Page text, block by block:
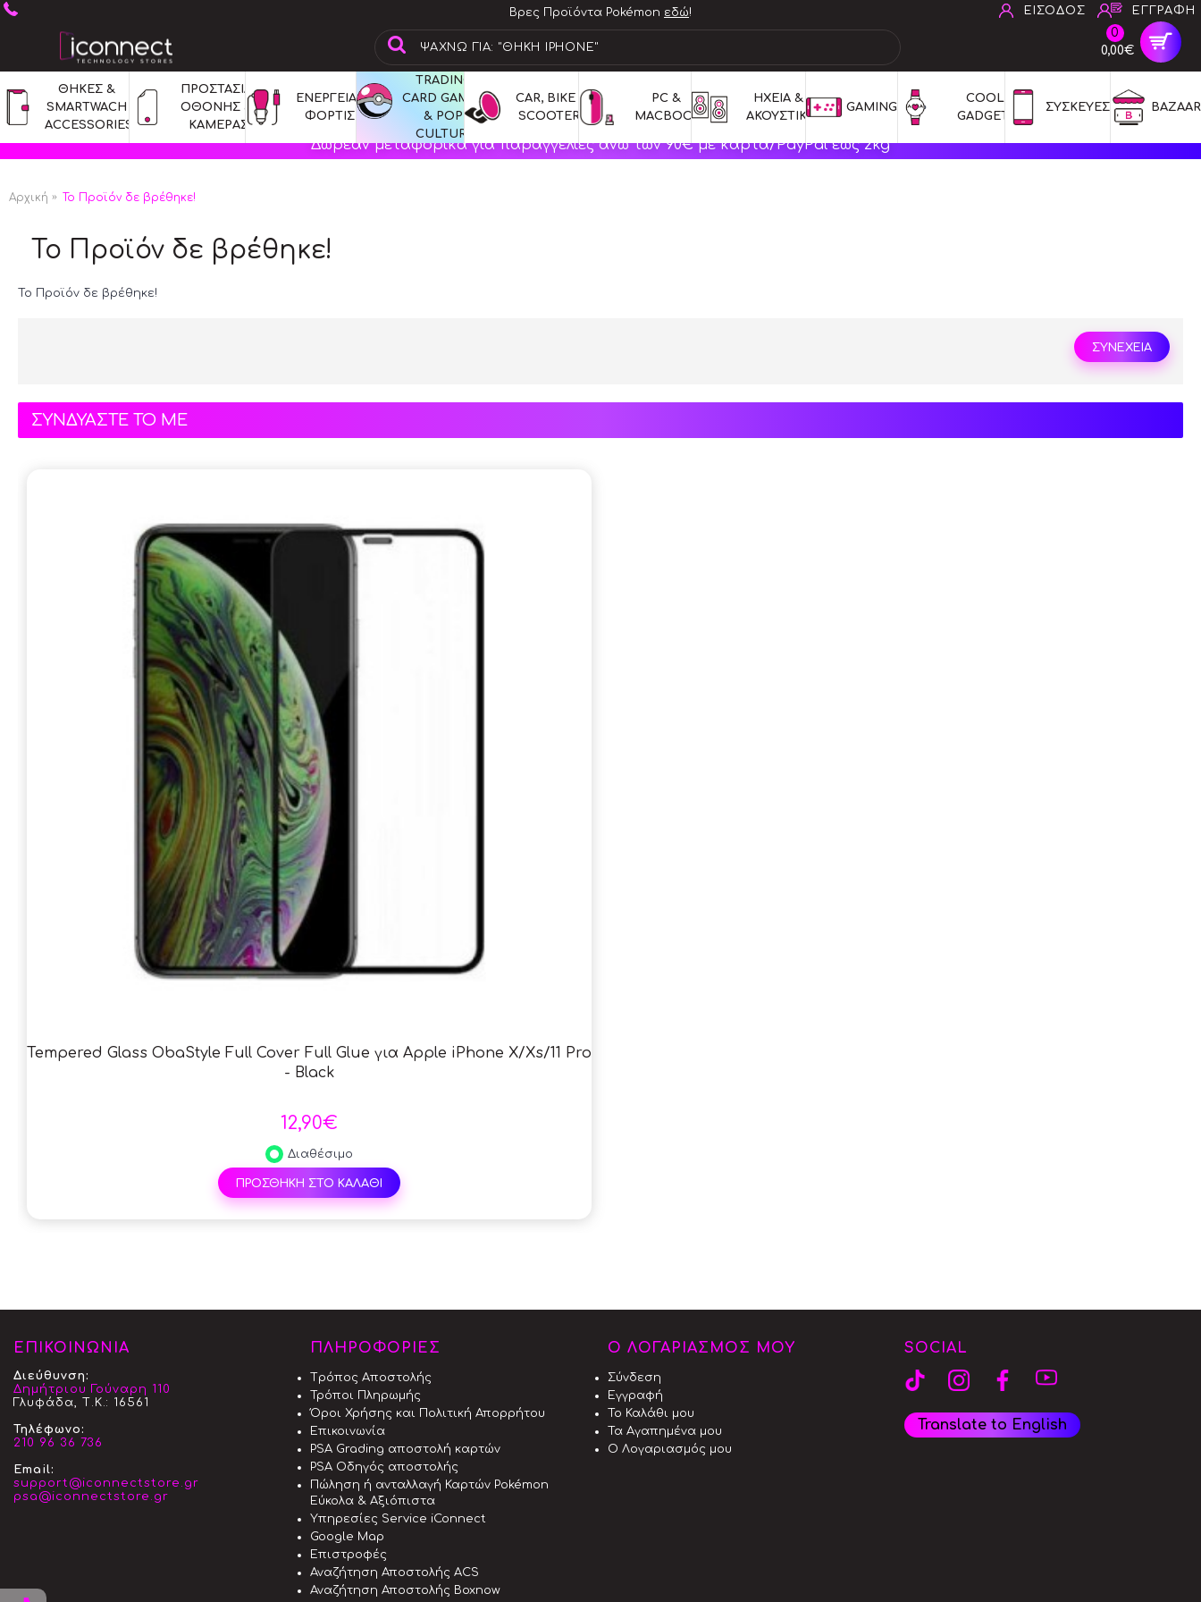
Βρες Προϊόντα Pokémon εδώ! ΕΙΣΟΔΟΣ ΕΓΓΡΑΦΗ
0
0,00€
ΘΗΚΕΣ &
SMARTWACH
ACCESSORIES
ΠΡΟΣΤΑΣΙΑ
ΟΘΟΝΗΣ &
ΚΑΜΕΡΑΣ
ΕΝΕΡΓΕΙΑ &
ΦΟΡΤΙΣΗ
TRADING
CARD GAMES
& POP
CULTURE
CAR, BIKE &
SCOOTERS
PC &
MACBOOK
ΗΧΕΙΑ &
ΑΚΟΥΣΤΙΚΑ
GAMING
COOL
GADGETS
ΣΥΣΚΕΥΕΣ BAZAAR
Δωρεάν μεταφορικά για παραγγελίες άνω των 90€ με κάρτα/PayPal έως 2kg
Αρχική Το Προϊόν δε βρέθηκε!
Το Προϊόν δε βρέθηκε!
Το Προϊόν δε βρέθηκε!
ΣΥΝΕΧΕΙΑ
ΣΥΝΔΥΑΣΤΕ ΤΟ ΜΕ
Tempered Glass ObaStyle Full Cover Full Glue για Apple iPhone X/Xs/11 Pro
- Black
12,90€
Διαθέσιμο
ΠΡΟΣΘΗΚΗ ΣΤΟ ΚΑΛΑΘΙ
ΕΠΙΚΟΙΝΩΝΙΑ
Διεύθυνση:
Δημήτριου Γούναρη 110
Γλυφάδα, Τ.Κ.: 16561
Τηλέφωνο:
210 96 36 736
Email:
support@iconnectstore.gr
psa@iconnectstore.gr
ΠΛΗΡΟΦΟΡΙΕΣ
Tρόπος Aποστολής
Τρόποι Πληρωμής
Όροι Χρήσης και Πολιτική Απορρήτου
Επικοινωνία
PSA Grading αποστολή καρτών
PSA Οδηγός αποστολής
Πώληση ή ανταλλαγή Καρτών Pokémon
Εύκολα & Αξιόπιστα
Υπηρεσίες Service iConnect
Google Map
Επιστροφές
Αναζήτηση Αποστολής ACS
Αναζήτηση Αποστολής Boxnow
Ο ΛΟΓΑΡΙΑΣΜΟΣ ΜΟΥ
Σύνδεση
Εγγραφή
Το Καλάθι μου
Τα Αγαπημένα μου
Ο Λογαριασμός μου
SOCIAL
Translate to English